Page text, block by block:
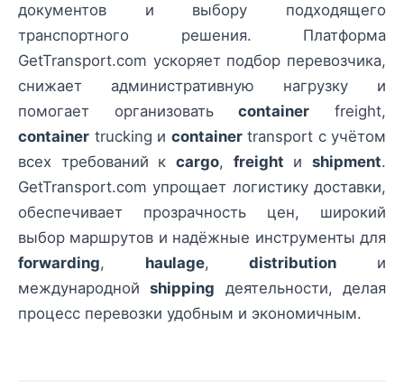
документов и выбору подходящего
транспортного решения. Платформа
GetTransport.com ускоряет подбор перевозчика,
снижает административную нагрузку и
помогает организоватьcontainer freight,
container trucking и containertransport с учётом
всех требований к cargo, freight иshipment.
GetTransport.com упрощает логистику доставки,
обеспечивает прозрачность цен, широкий
выбор маршрутов и надёжные инструменты для
forwarding, haulage,distribution и
международнойshipping деятельности, делая
процесс перевозки удобным и экономичным.